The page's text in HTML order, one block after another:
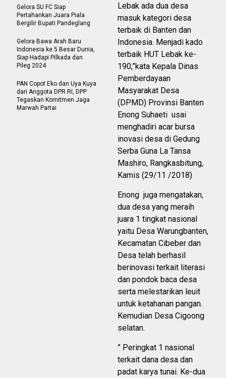
Lebak ada dua desa
masuk kategori desa
terbaik di Banten dan
Indonesia. Menjadi kado
terbaik HUT Lebak ke-
190,”kata Kepala Dinas
Pemberdayaan
Masyarakat Desa
(DPMD) Provinsi Banten
Enong Suhaeti usai
menghadiri acar bursa
inovasi desa di Gedung
Serba Guna La Tansa
Mashiro, Rangkasbitung,
Kamis (29/11 /2018)
Enong juga mengatakan,
dua desa yang meraih
juara 1 tingkat nasional
yaitu Desa Warungbanten,
Kecamatan Cibeber dan
Desa telah berhasil
berinovasi terkait literasi
dan pondok baca desa
serta melestarikan leuit
untuk ketahanan pangan.
Kemudian Desa Cigoong
selatan.
” Peringkat 1 nasional
terkait dana desa dan
padat karya tunai. Ke-dua
Gelora SU FC Siap
Pertahankan Juara Piala
Bergilir Bupati Pandeglang
Gelora Bawa Arah Baru
Indonesia ke 5 Besar Dunia,
Siap Hadapi Pilkada dan
Pileg 2024
PAN Copot Eko dan Uya Kuya
dari Anggota DPR RI, DPP
Tegaskan Komitmen Jaga
Marwah Partai